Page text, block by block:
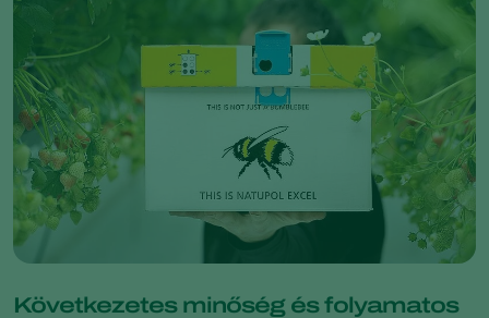
Következetes minőség és folyamatos